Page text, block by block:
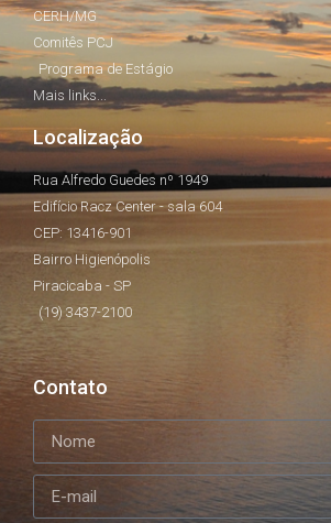
CERH/MG
Comitês PCJ
Programa de Estágio
Mais links...
Localização
Rua Alfredo Guedes nº 1949
Edifício Racz Center - sala 604
CEP: 13416-901
Bairro Higienópolis
Piracicaba - SP
(19) 3437-2100
Contato